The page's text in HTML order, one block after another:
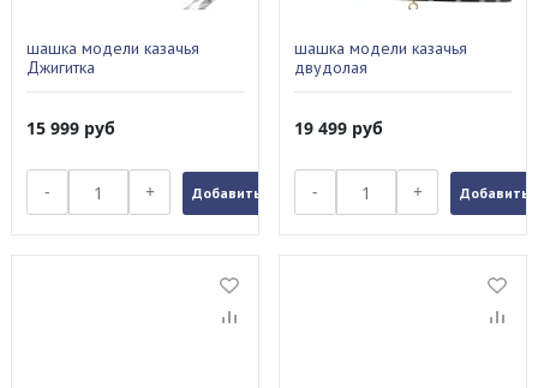
шашка модели казачья
Джигитка
15 999 руб
- + Добавить в заказ
шашка модели казачья
двудолая
19 499 руб
- + Добавить